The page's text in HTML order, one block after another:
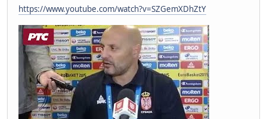
https://www.youtube.com/watch?v=SZGemXDhZtY